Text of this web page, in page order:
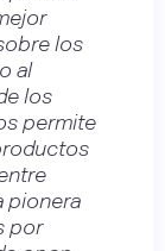
los
al
los
permite
pionera
por